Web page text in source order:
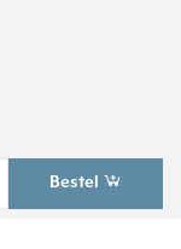
Bestel